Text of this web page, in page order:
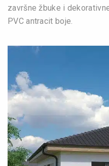
završne žbuke i
PVC antracit boje.